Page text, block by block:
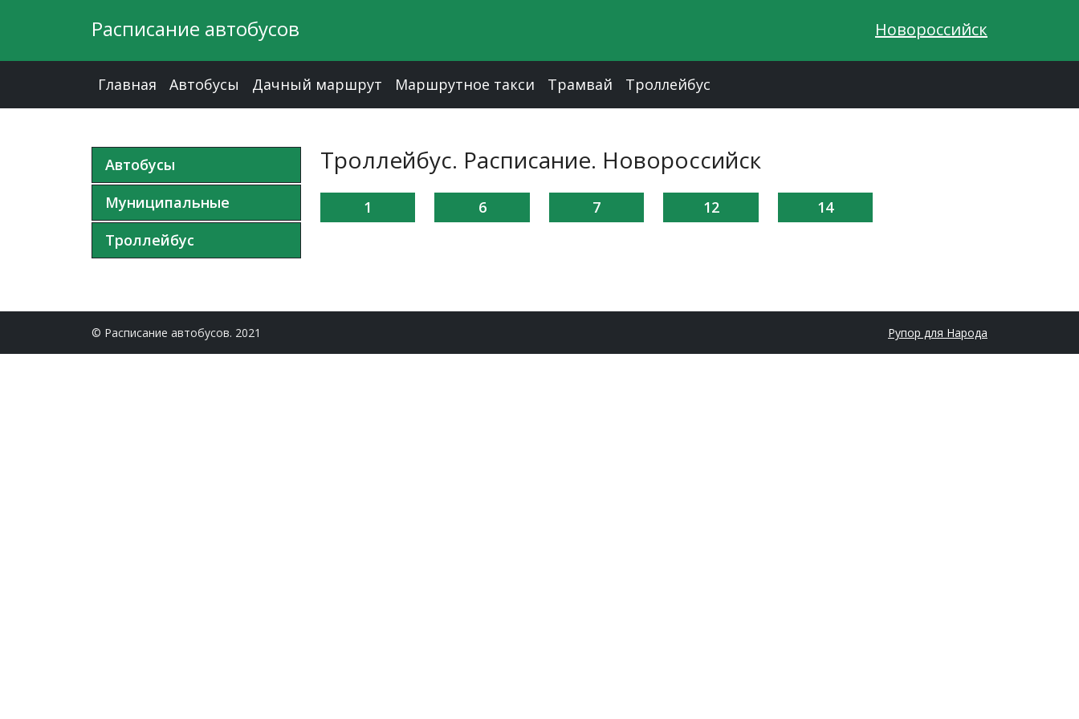
Расписание автобусов Новороссийск
Главная Автобусы Дачный маршрут Маршрутное такси Трамвай Троллейбус
Троллейбус. Расписание. Новороссийск
1 6 7 12 14
Автобусы
Муниципальные
Троллейбус
© Расписание автобусов. 2021 Рупор для Народа